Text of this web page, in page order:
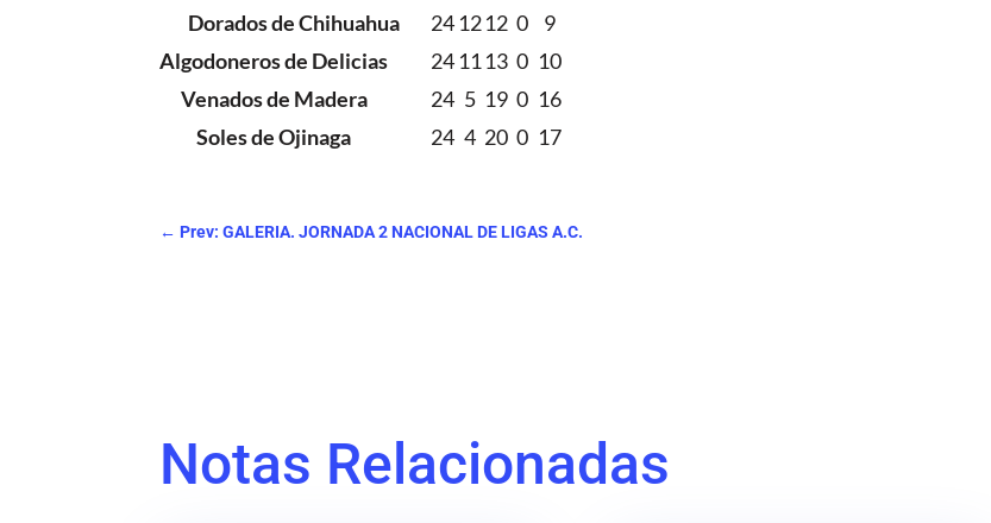
Dorados de Chihuahua
24 1212 0
9
Algodoneros de Delicias
24 11 13 0 10
Venados de Madera
24 5 19 0 16
Soles de Ojinaga
24 4 20 0 17
← Prev: GALERIA. JORNADA 2 NACIONAL DE LIGAS A.C.
Notas Relacionadas